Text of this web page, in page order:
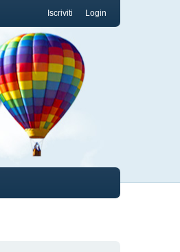
Login
Iscriviti